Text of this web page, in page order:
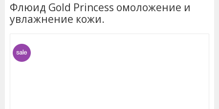
Флюид Gold Princess омоложение и
увлажнение кожи.